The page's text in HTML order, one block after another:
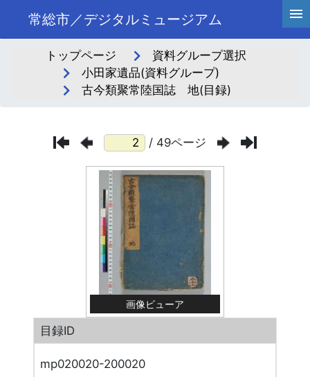
常総市／デジタルミュージアム
トップページ
資料グループ選択
小田家遺品(資料グループ)
古今類聚常陸国誌 地(目録)
/ 49ページ
画像ビューア
目録ID
mp020020-200020